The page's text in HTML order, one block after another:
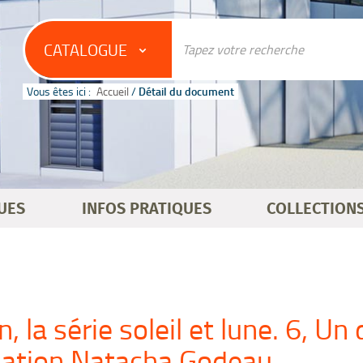
CATALOGUE
Vous êtes ici : Accueil / Détail du document
INFOS PRATIQUES
la série soleil et lune. 6, Un